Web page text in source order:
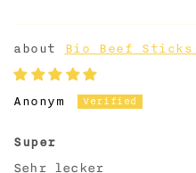
Bio Beef
Anonym
Super
Sehr lecker